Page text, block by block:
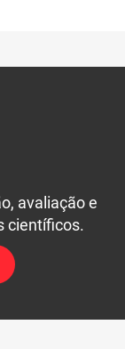
avaliação e
científicos.